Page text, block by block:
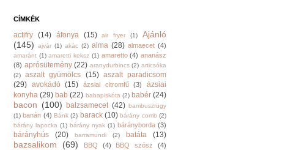
CÍMKÉK
actifry (14) áfonya (15) air fryer (1)
Ajánló
(145)
ajvár (1) akác (2) alma (28) almaecet (4)
amaránt (1) amaretti keksz (1) amaretto (4) ananász
(8) aprósütemény (22) aranydurbincs (2) articsóka
(2)
aszalt gyümölcs (15) aszalt paradicsom
(29) avokádó (15) ázsiai citromfű (3)
ázsiai
konyha (29) bab (22) babapiskóta (2) babér (24)
bacon (100) balzsamecet (42) bambuszrügy
(1) banán (4) Bánk (2) barack (10) bárány comb (2)
bárány lapocka (1) bárány nyak (1) bárányborda (3)
bárányhús (20) barramundi (2) batáta (13)
bazsalikom (69) BBQ (4) BBQ szósz
(4)